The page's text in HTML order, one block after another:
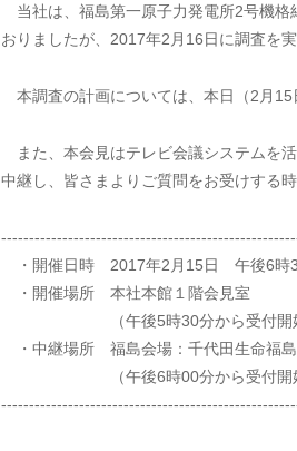
当社は、福島第一原子力発電所2号機格
おりましたが、2017年2月16日に調査を
本調査の計画については、本日（2月
また、本会見はテレビ会議システムを
中継し、皆さまよりご質問をお受けする
・開催日時 2017年2月15日 午後6時
・開催場所 本社本館１階会見室
（午後5時30分から受付開
・中継場所 福島会場：千代田生命福
（午後6時00分から受付開